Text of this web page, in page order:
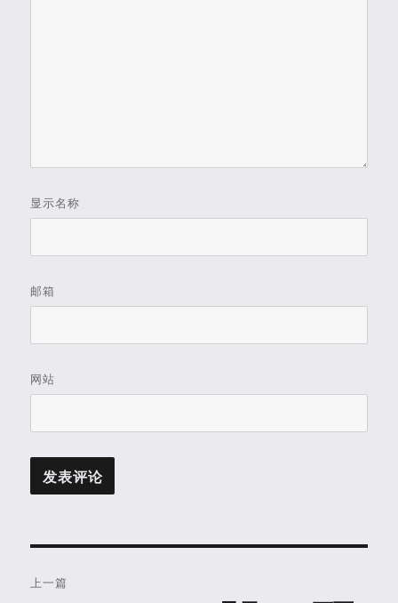
显示名称
邮箱
网站
上一篇